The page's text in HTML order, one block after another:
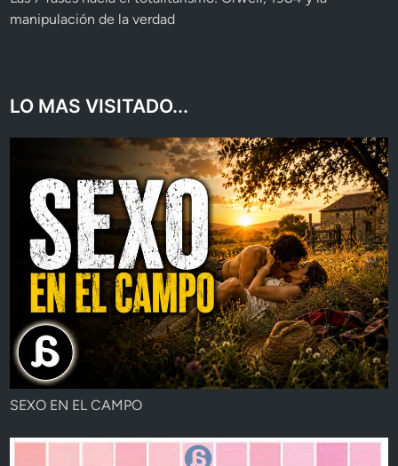
manipulación de la verdad
LO MAS VISITADO...
SEXO EN EL CAMPO